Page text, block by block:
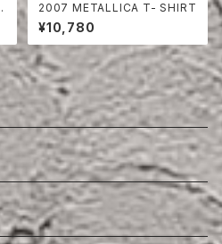
2007 METALLICA T- SHIRT
¥10,780